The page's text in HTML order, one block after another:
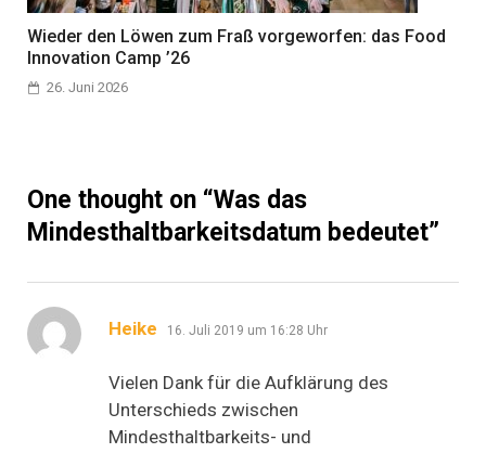
Wieder den Löwen zum Fraß vorgeworfen: das Food
Innovation Camp ’26
26. Juni 2026
One thought on “Was das
Mindesthaltbarkeitsdatum bedeutet”
Heike sagt:
16. Juli 2019 um 16:28 Uhr
Vielen Dank für die Aufklärung des
Unterschieds zwischen
Mindesthaltbarkeits- und